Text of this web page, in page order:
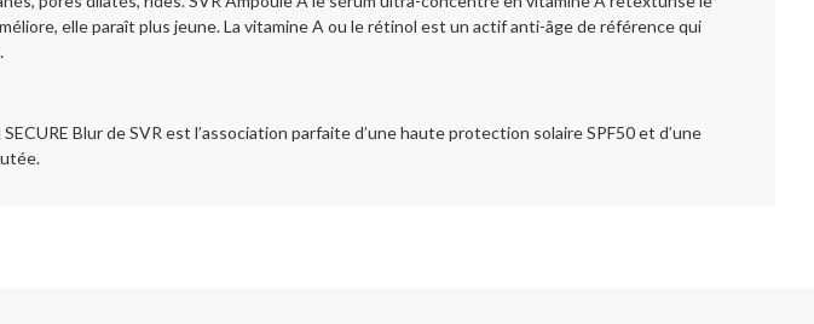
elle paraît plus jeune. La vitamine A ou le rétinol est un actif anti-âge de référence qui
SECURE Blur de SVR est l’association parfaite d’une haute protection solaire SPF50 et d’une